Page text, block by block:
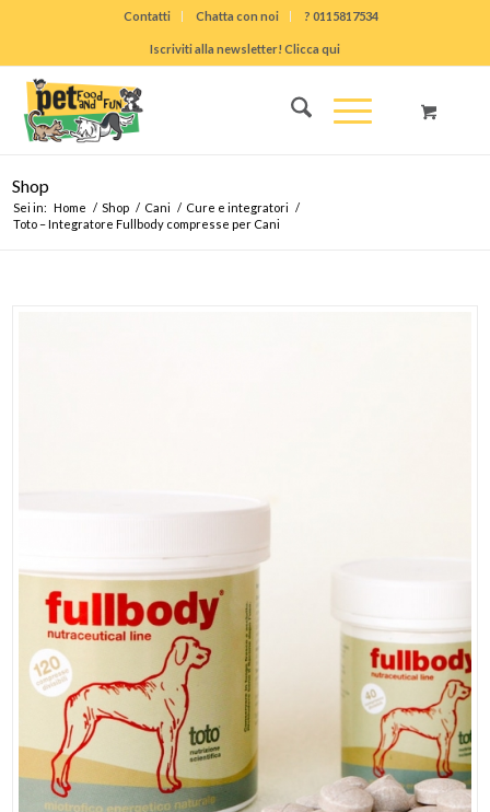
Contatti Chatta con noi ? 0115817534
Iscriviti alla newsletter! Clicca qui
Shop
Sei in: Home / Shop / Cani / Cure e integratori /
Toto – Integratore Fullbody compresse per Cani